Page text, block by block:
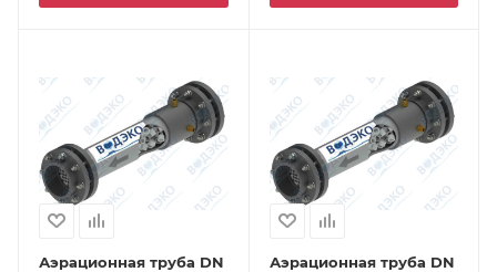
Аэрационная труба DN
Аэрационная труба DN